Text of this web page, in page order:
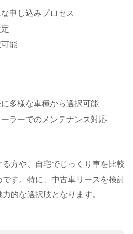
申し込みプロセス
能
多様な車種から選択可能
ラーでのメンテナンス対応
方や、自宅でじっくり車を比較
す。特に、中古車リースを検討
的な選択肢となります。